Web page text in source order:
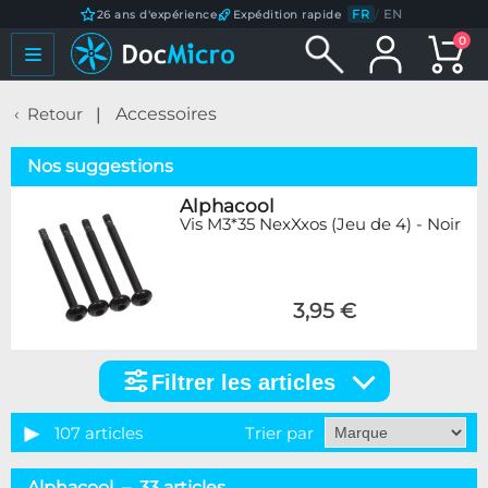
26 ans d'expérience Expédition rapide FR / EN
0
Retour Accessoires
Nos suggestions
Alphacool
Vis M3*35 NexXxos (Jeu de 4) - Noir
3,95 €
articles
Catégorie
Filtrer les articles
107 articles Trier par